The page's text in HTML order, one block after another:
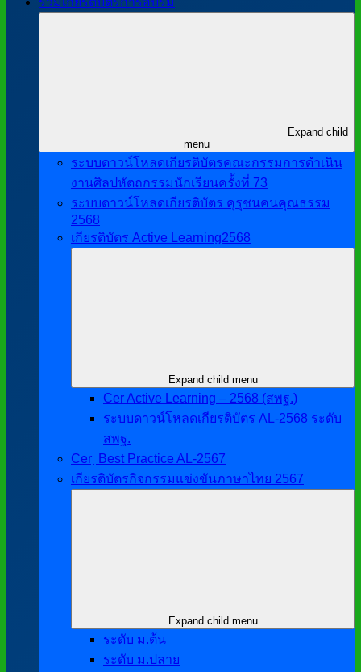
Expand child
menu
ระบบดาวน์โหลดเกียรติบัตรคณะกรรมการดำเนิน
งานศิลปหัตถกรรมนักเรียนครั้งที่ 73
ระบบดาวน์โหลดเกียรติบัตร คุรุชนคนคุณธรรม
2568
เกียรติบัตร Active Learning2568
Expand child menu
Cer Active Learning – 2568 (สพฐ.)
ระบบดาวน์โหลดเกียรติบัตร AL-2568 ระดับ
สพฐ.
Cer ฺ Best Practice AL-2567
เกียรติบัตรกิจกรรมแข่งขันภาษาไทย 2567
Expand child menu
ระดับ ม.ต้น
ระดับ ม.ปลาย